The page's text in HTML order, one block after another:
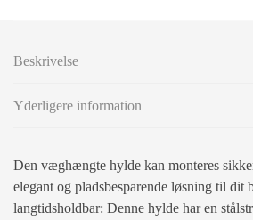
Beskrivelse
Yderligere information
Den væghængte hylde kan monteres
elegant og pladsbesparende løsning til dit
langtidsholdbar: Denne hylde har en